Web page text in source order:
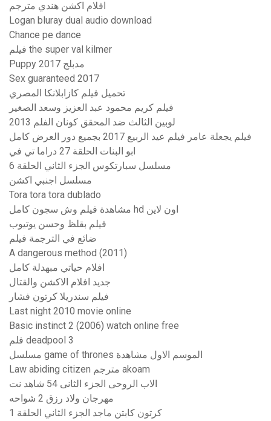
افلام اكشن هندي مترجم
Logan bluray dual audio download
Chance pe dance
فيلم the super val kilmer
Puppy 2017 مدبلج
Sex guaranteed 2017
تحميل فيلم كازابلانكا المصري
فيلم كريم محمود عبد العزيز وسعد الصغير
لوبين الثالث ضد المحقق كونان الفلم 2013
فيلم يجعلة عامر فيلم عيد الربيع 2017 بجميع دور العرض كامل
ابو البنات الحلقة 27 دراما تي في
مسلسل سبارتكوس الجزء الثاني الحلقة 6
مسلسل اجنبي اكشن
Tora tora tora dublado
مشاهدة فيلم وش سجون كامل hd اون لاين
فيلم بقلظ وحسن يوتيوب
ضائع في الترجمة فيلم
A dangerous method (2011)
افلام حياتي مبهدلة كامل
جديد افلام الاكشن والقتال
فيلم سندريلا كرتون فشار
Last night 2010 movie online
Basic instinct 2 (2006) watch online free
فلم deadpool 3
مسلسل game of thrones الموسم الاول مشاهدة
Law abiding citizen مترجم akoam
الاب الروحى الجزء الثانى 54 شاهد نت
مهرجان ولاد رزق 2 شواحه
كرتون كابتن ماجد الجزء الثاني الحلقة 1